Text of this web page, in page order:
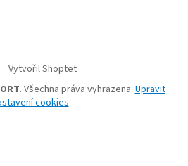
Vytvořil Shoptet
. Všechna práva vyhrazena. Upravit
cookies